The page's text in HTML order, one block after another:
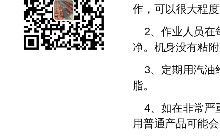
作，可以很大程
2、作业人员在
净。机身没有粘
3、定期用汽油
脂。
4、如在非常严
用普通产品可能